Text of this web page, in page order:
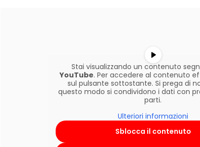
Stai visualizzando un contenuto
YouTube. Per accedere al contenuto
sul pulsante sottostante. Si prega di
questo modo si condividono i dati con
parti.
Ulteriori informazioni
Sblocca il contenuto